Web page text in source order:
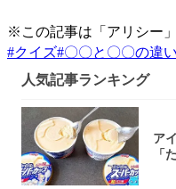
※この記事は「アリシー
#クイズ#〇〇と〇〇の違い
人気記事ランキング
ア
「